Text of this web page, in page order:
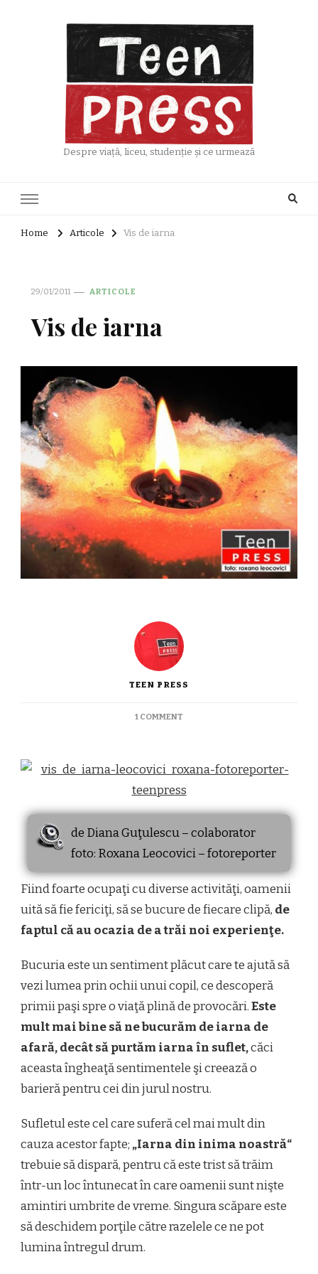
Despre viață, liceu, studenție și ce urmează
Home Articole Vis de iarna
29/01/2011 ARTICOLE
Vis de iarna
TEEN PRESS
1 COMMENT
de Diana Guţulescu – colaborator
foto: Roxana Leocovici – fotoreporter
Fiind foarte ocupaţi cu diverse activităţi, oamenii
uită să fie fericiţi, să se bucure de fiecare clipă, de
faptul că au ocazia de a trăi noi experienţe.
Bucuria este un sentiment plăcut care te ajută să
vezi lumea prin ochii unui copil, ce descoperă
primii paşi spre o viaţă plină de provocări.Este
mult mai bine să ne bucurăm de iarna de
afară, decât să purtăm iarna în suflet,căci
aceasta îngheaţă sentimentele şi creează o
barieră pentru cei din jurul nostru.
Sufletul este cel care suferă cel mai mult din
cauza acestor fapte; „Iarna din inima noastră“
trebuie să dispară, pentru că este trist să trăim
într-un loc întunecat în care oamenii sunt nişte
amintiri umbrite de vreme. Singura scăpare este
să deschidem porţile către razelele ce ne pot
lumina întregul drum.